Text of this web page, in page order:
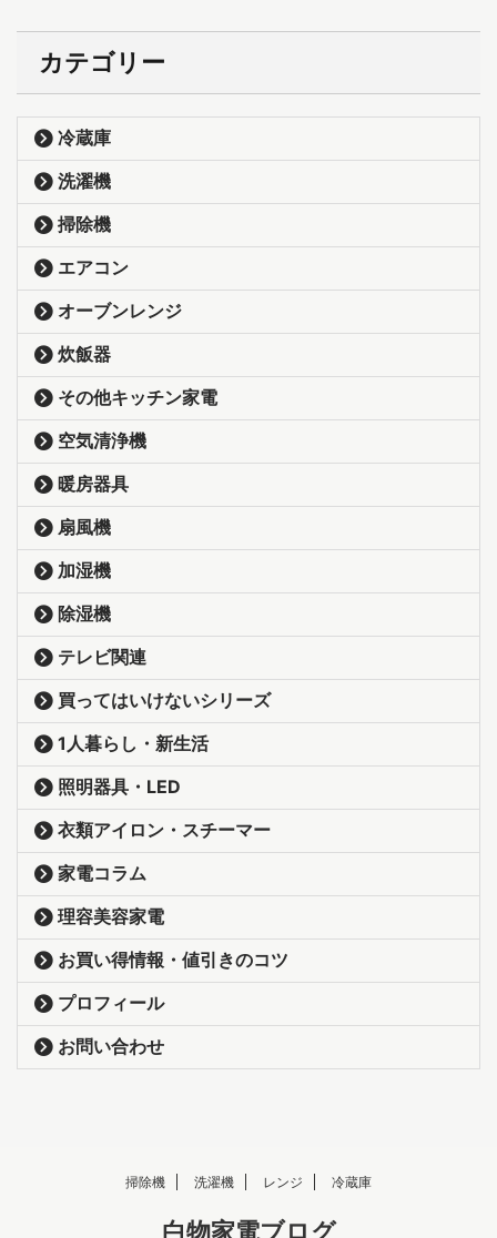
カテゴリー
冷蔵庫
洗濯機
掃除機
エアコン
オーブンレンジ
炊飯器
その他キッチン家電
空気清浄機
暖房器具
扇風機
加湿機
除湿機
テレビ関連
買ってはいけないシリーズ
1人暮らし・新生活
照明器具・LED
衣類アイロン・スチーマー
家電コラム
理容美容家電
お買い得情報・値引きのコツ
プロフィール
お問い合わせ
掃除機 洗濯機 レンジ 冷蔵庫
白物家電ブログ